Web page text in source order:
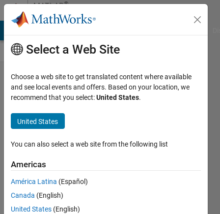
Skip to contentMATLAB®
Central
MATLAB
EXPO
2025!!
michio
2025
Views
6
Comments
Select a Web Site
Choose a web site to get translated content where available
and see local events and offers. Based on your location, we
recommend that you select:United States.
United States
You can also select a web site from the following list
Americas
América Latina (Español)
Canada (English)
United States (English)